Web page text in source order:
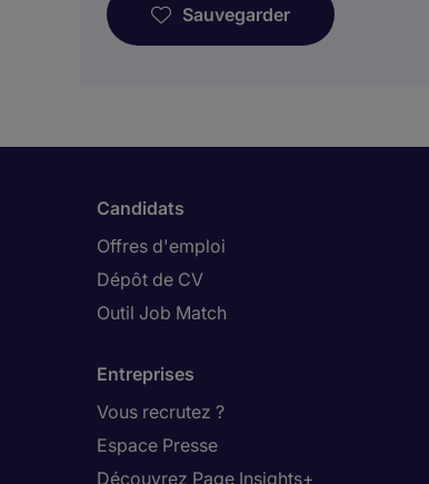
Sauvegarder
Candidats
Offres d'emploi
Dépôt de CV
Outil Job Match
Entreprises
Vous recrutez ?
Espace Presse
Découvrez Page Insights+